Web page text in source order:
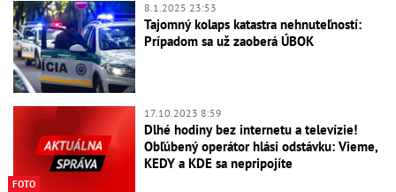
8.1.2025 23:53
Tajomný kolaps katastra nehnuteľností:
Prípadom sa už zaoberá ÚBOK
FOTO
17.10.2023 8:59
Dlhé hodiny bez internetu a televízie!
Obľúbený operátor hlási odstávku: Vieme,
KEDY a KDE sa nepripojíte